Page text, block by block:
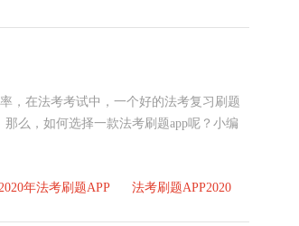
，在法考考试中，一个好的法考复习刷题
么，如何选择一款法考刷题app呢？小编
年法考刷题APP 法考刷题APP2020